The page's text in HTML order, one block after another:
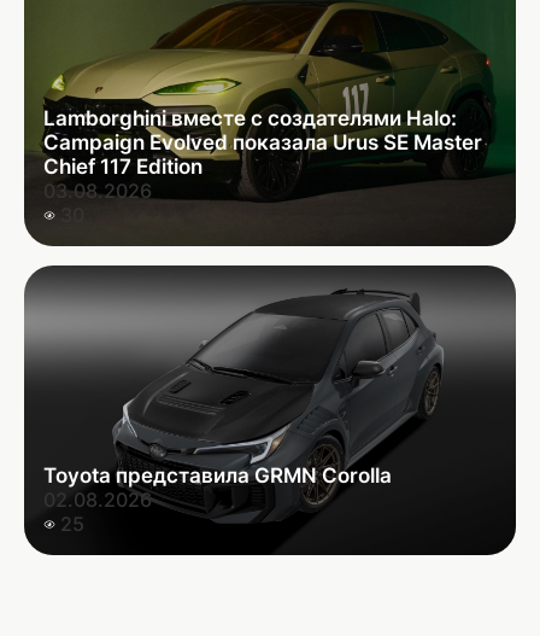
Lamborghini вместе с создателями Halo:
Campaign Evolved показала Urus SE Master
Chief 117 Edition
03.08.2026
Toyota представила GRMN Corolla
02.08.2026
25